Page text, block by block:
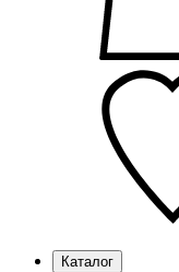
Каталог